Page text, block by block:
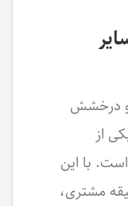
و درخشش
از
با این
مشتری،